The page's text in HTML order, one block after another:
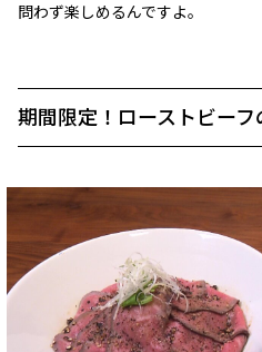
問わず楽しめるんですよ。
期間限定！ローストビー